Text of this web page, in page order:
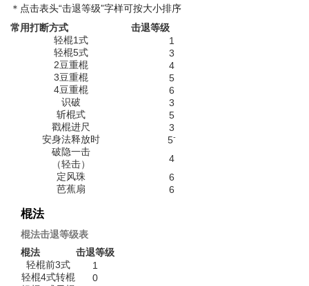
＊点击表头“击退等级”字样可按大小排序
常用打断方式
击退等级
轻棍1式
1
轻棍5式
3
2豆重棍
4
3豆重棍
5
4豆重棍
6
识破
3
斩棍式
5
戳棍进尺
3
安身法释放时
5-
破隐一击
（轻击）
4
定风珠
6
芭蕉扇
6
棍法
棍法击退等级表
棍法
击退等级
轻棍前3式
1
轻棍4式转棍
0